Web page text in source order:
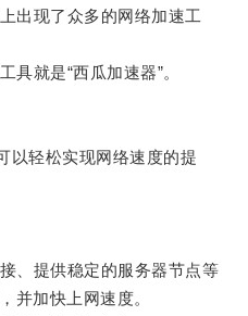
现了众多的网络加速工
就是“西瓜加速器”。
轻松实现网络速度的提
提供稳定的服务器节点等
并加快上网速度。